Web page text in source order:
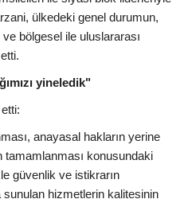
ülkedeki genel durumun,
bölgesel ile uluslararası
yineledik"
anayasal hakların yerine
konusundaki
güvenlik ve istikrarın
hizmetlerin kalitesinin